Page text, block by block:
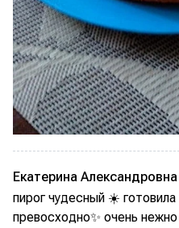
Екатерина Александровна
пирог чудесный ☀️
превосходно✨ очень